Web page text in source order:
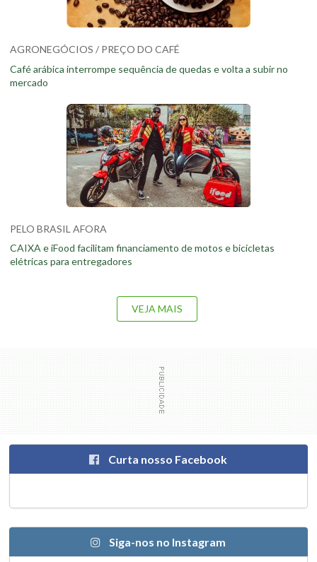
AGRONEGÓCIOS / PREÇO DO CAFÉ
Café arábica interrompe sequência de quedas e volta a subir no
mercado
PELO BRASIL AFORA
CAIXA e iFood facilitam financiamento de motos e bicicletas
elétricas para entregadores
VEJA MAIS
Curta nosso Facebook
Siga-nos no Instagram